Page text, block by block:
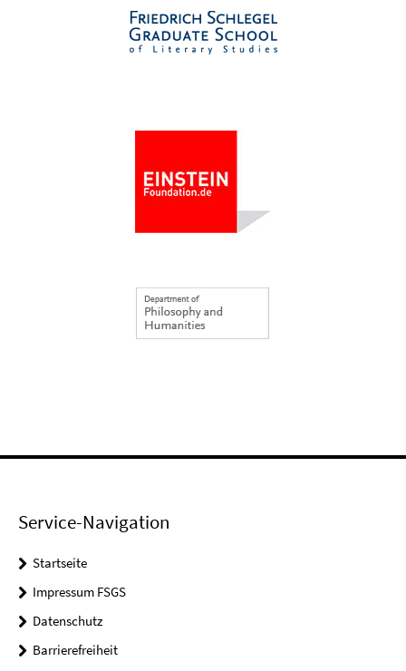
Service-Navigation
Startseite
Impressum FSGS
Datenschutz
Barrierefreiheit